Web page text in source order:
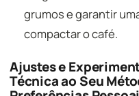
grumos e garantir
compactar o café.
Ajustes e
Técnica ao Seu